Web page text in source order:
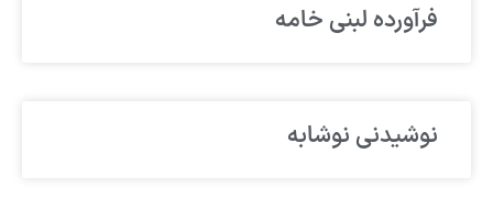
فرآورده لبنی خامه
نوشیدنی نوشابه